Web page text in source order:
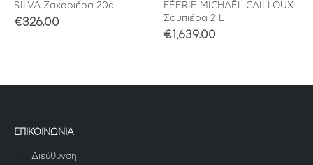
SILVA Ζαχαριέρα 20cl
€326.00
FÉERIE MICHAËL CAILLOUX
Σουπιέρα 2 L
€1,639.00
ΕΠΙΚΟΙΝΩΝΙΑ
Διεύθυνση: